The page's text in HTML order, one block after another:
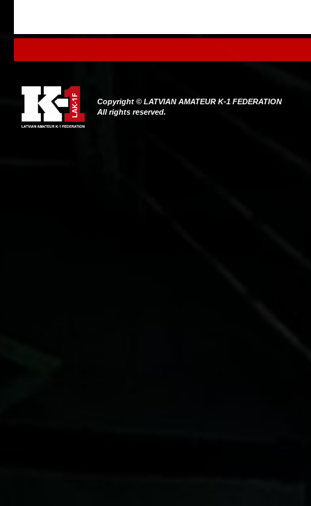
Copyright © LATVIAN AMATEUR K-1 FEDERATION
All rights reserved.